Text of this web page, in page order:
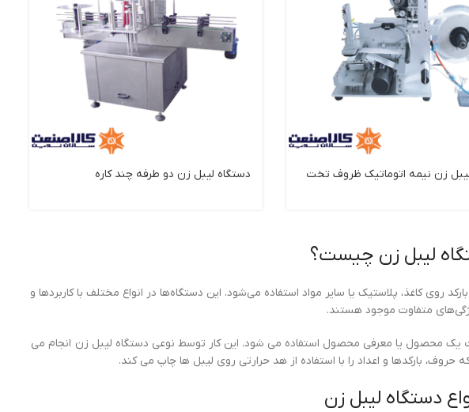
زن نيمه اتوماتیک ظروف تخت دستگاه ليبل زن دو طرفه چند كاره
لیبل زن چیست؟
روی کاغذ، پلاستیک یا سایر مواد استفاده می‌شود. این دستگاه‌ها در انواع مختلف با کاربردها و
متفاوت موجود هستند.
محصول یا معرفی محصول استفاده می شود. این کار توسط نوعی دستگاه لیبل زن انجام می
بارکدها و اعداد را با استفاده از هد حرارتی روی لیبل ها چاپ می کند.
دستگاه لیبل زن